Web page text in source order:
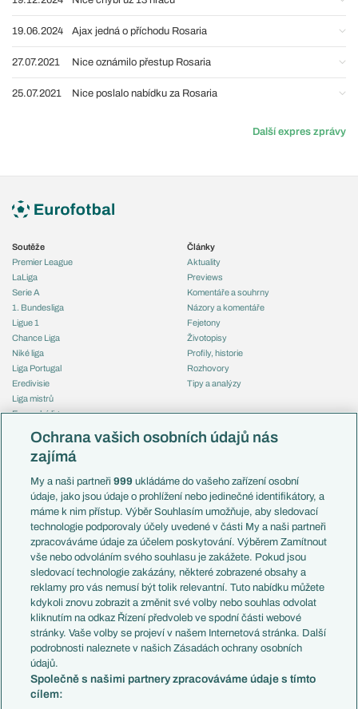
19.06.2024 Ajax jedná o příchodu Rosaria
27.07.2021 Nice oznámilo přestup Rosaria
25.07.2021 Nice poslalo nabídku za Rosaria
Další expres zprávy
Soutěže
Premier League
LaLiga
Serie A
1. Bundesliga
Ligue 1
Chance Liga
Niké liga
Liga Portugal
Eredivisie
Liga mistrů
Evropská liga
Mistrovství světa
Liga národů
Témata
Představení týmů MS
EuroSkauting
PL v kostce
Evropské koeficienty
Přestupy
Přestupové spekulace
Zranění
Kluby
Arsenal FC
Chelsea FC
Manchester United
AC Milán
Články
Aktuality
Previews
Komentáře a souhrny
Názory a komentáře
Fejetony
Životopisy
Profily, historie
Rozhovory
Tipy a analýzy
Česko
Francie
Itálie
Německo
Španělsko
Argentina
Brazílie
Přestupy
Zápasy
Livescore
Tipovací soutěž
Ochrana vašich osobních údajů nás
zajímá
My a naši partneři999 ukládáme do vašeho zařízení osobní
údaje, jako jsou údaje o prohlížení nebo jedinečné identifikátory, a
máme k nim přístup. Výběr Souhlasím umožňuje, aby sledovací
technologie podporovaly účely uvedené v části My a naši partneři
zpracováváme údaje za účelem poskytování. Výběrem Zamítnout
vše nebo odvoláním svého souhlasu je zakážete. Pokud jsou
sledovací technologie zakázány, některé zobrazené obsahy a
reklamy pro vás nemusí být tolik relevantní. Tuto nabídku můžete
kdykoli znovu zobrazit a změnit své volby nebo souhlas odvolat
kliknutím na odkaz Řízení předvoleb ve spodní části webové
stránky. Vaše volby se projeví v našem Internetová stránka. Další
podrobnosti naleznete v našich Zásadách ochrany osobních
údajů.
Společně s našimi partnery zpracováváme údaje s tímto
cílem: